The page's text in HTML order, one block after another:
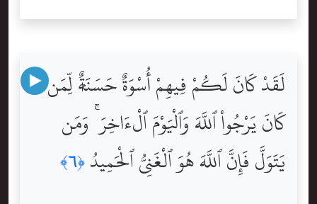
لَقَدْ كَانَ لَكُمْ فِيهِمْ أُسْوَةٌ حَسَنَةٌۭ لِّمَن
كَانَ يَرْجُواْ ٱللَّهَ وَٱلْيَوْمَ ٱلْءَاخِرَ ۚ وَمَن
يَتَوَلَّ فَإِنَّ ٱللَّهَ هُوَ ٱلْغَنِىُّ ٱلْحَمِيدُ ﴿٦﴾